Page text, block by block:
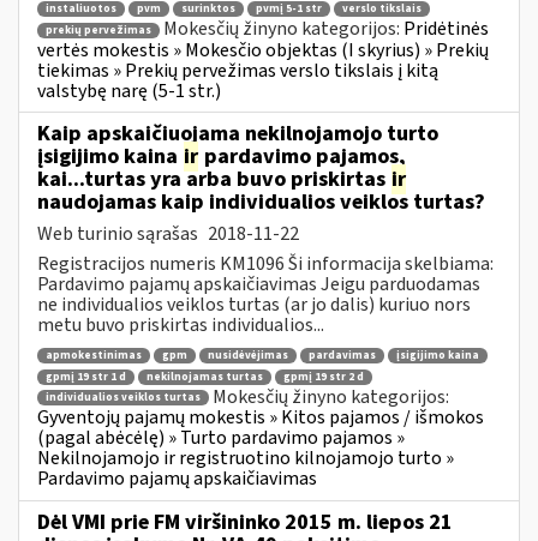
instaliuotos pvm surinktos pvmį 5-1 str
verslo tikslais
prekių pervežimas
Mokesčių žinyno kategorijos: Pridėtinės
vertės mokestis » Mokesčio objektas (I skyrius) » Prekių
tiekimas » Prekių pervežimas verslo tikslais į kitą
valstybę narę (5-1 str.)
Kaip apskaičiuojama nekilnojamojo turto
įsigijimo kaina ir pardavimo pajamos,
kai...turtas yra arba buvo priskirtas ir
naudojamas kaip individualios veiklos turtas?
Web turinio sąrašas 2018-11-22
Registracijos numeris KM1096 Ši informacija skelbiama:
Pardavimo pajamų apskaičiavimas Jeigu parduodamas
ne individualios veiklos turtas (ar jo dalis) kuriuo nors
metu buvo priskirtas individualios...
apmokestinimas gpm nusidėvėjimas pardavimas
įsigijimo kaina
gpmį 19 str 1 d
nekilnojamas turtas
gpmį 19 str 2 d
individualios veiklos turtas
Mokesčių žinyno kategorijos:
Gyventojų pajamų mokestis » Kitos pajamos / išmokos
(pagal abėcėlę) » Turto pardavimo pajamos »
Nekilnojamojo ir registruotino kilnojamojo turto »
Pardavimo pajamų apskaičiavimas
Dėl VMI prie FM viršininko 2015 m. liepos 21